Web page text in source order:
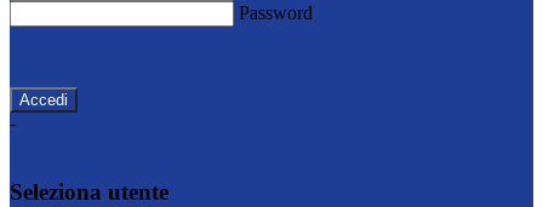
Password
-
Seleziona utente